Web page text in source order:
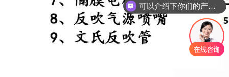
可以介绍下你们的产品么